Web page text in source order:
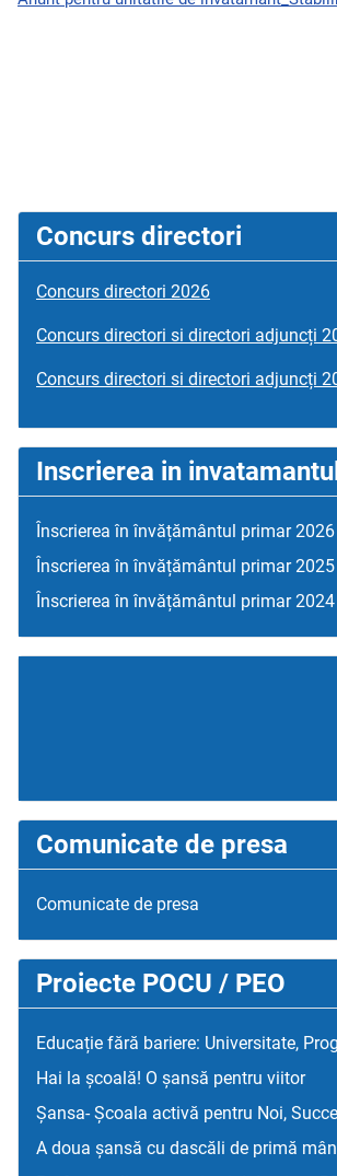
Concurs directori
Concurs directori 2026
Concurs directori si directori adjuncți
Concurs directori si directori adjuncți
Inscrierea in
Înscrierea în învățământul primar
Înscrierea în învățământul primar
Înscrierea în învățământul primar
Comunicate de presa
Comunicate de presa
Proiecte POCU / PEO
Educație fără bariere: Universitate,
Hai la școală! O șansă pentru viitor
Șansa- Școala activă pentru Noi,
A doua șansă cu dascăli de primă